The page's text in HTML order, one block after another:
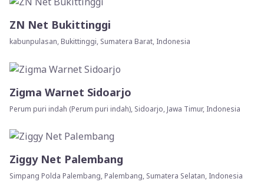
ZN Net Bukittinggi
kabunpulasan, Bukittinggi, Sumatera Barat, Indonesia
Zigma Warnet Sidoarjo
Perum puri indah (Perum puri indah), Sidoarjo, Jawa Timur, Indonesia
Ziggy Net Palembang
Simpang Polda Palembang, Palembang, Sumatera Selatan, Indonesia